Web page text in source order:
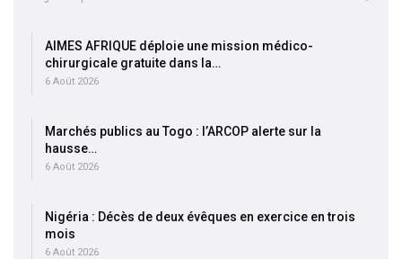
AIMES AFRIQUE déploie une mission médico-
chirurgicale gratuite dans la…
6 Août 2026
Marchés publics au Togo : l’ARCOP alerte sur la
hausse…
6 Août 2026
Nigéria : Décès de deux évêques en exercice en trois
mois
6 Août 2026